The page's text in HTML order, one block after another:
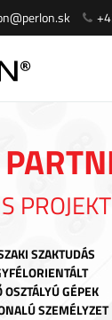
SZAKTUDÁS
OSZTÁLYÚ GÉPEK
SZEMÉLYZET